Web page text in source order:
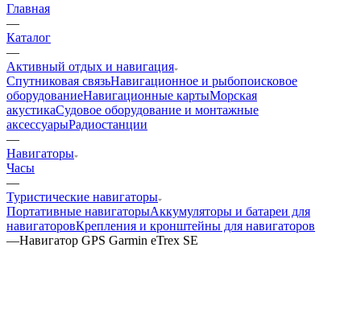
Главная
—
Каталог
—
Активный отдых и навигация
Спутниковая связьНавигационное и рыбопоисковое
оборудованиеНавигационные картыМорская
акустикаСудовое оборудование и монтажные
аксессуарыРадиостанции
—
Навигаторы
Часы
—
Туристические навигаторы
Портативные навигаторыАккумуляторы и батареи для
навигаторовКрепления и кронштейны для навигаторов
—Навигатор GPS Garmin eTrex SE